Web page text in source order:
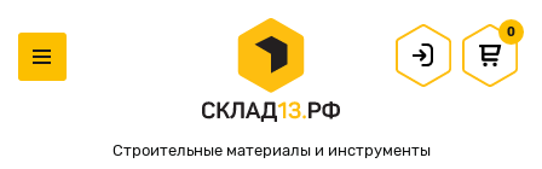
Строительные материалы и инструменты
0